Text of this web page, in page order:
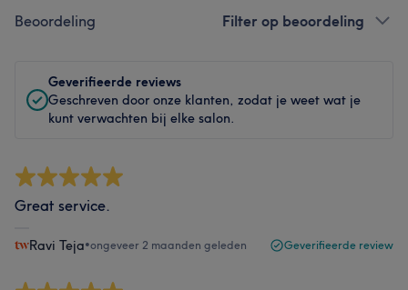
Beoordeling Filter op beoordeling
Geverifieerde reviews
Geschreven door onze klanten, zodat je weet wat je
kunt verwachten bij elke salon.
Great service.
Ravi Teja•ongeveer 2 maanden geleden Geverifieerde review